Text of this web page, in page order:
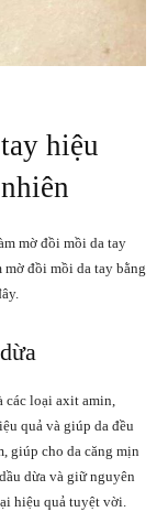
hiệu
mờ đồi mồi da tay
mờ đồi mồi da tay bằng
các loại axit amin,
quả và giúp da đều
giúp cho da căng mịn
dừa và giữ nguyên
hiệu quả tuyệt vời.